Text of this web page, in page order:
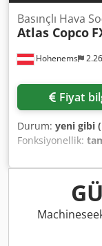
Hohenems
Basınçlı Hava
Atlas Copco
Fiyat
Durum: yeni gibi
Fonksiyonellik:
FX6 soğutmalı
2019 Dcjdpfx